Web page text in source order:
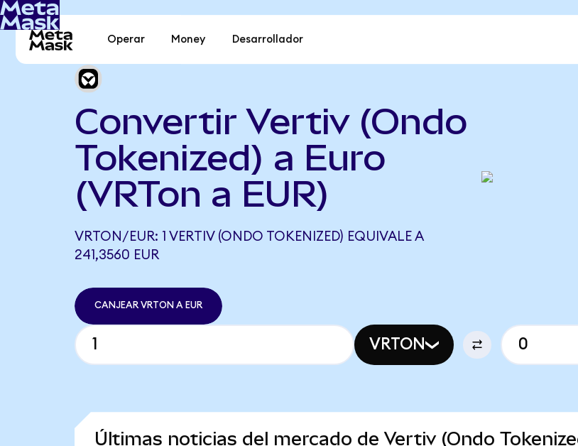
Operar Money Desarrollador
Convertir Vertiv (Ondo
Tokenized) a Euro
(VRTon a EUR)
VRTON/EUR: 1 VERTIV (ONDO TOKENIZED) EQUIVALE A
241,3560 EUR
CANJEAR VRTON A EUR
VRTON
Últimas noticias del mercado de Vertiv (Ondo